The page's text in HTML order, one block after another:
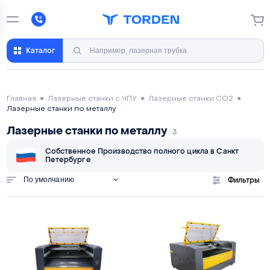
Каталог
Главная ● Лазерные станки с ЧПУ● Лазерные станки CO2 ●
Лазерные станки по металлу
Лазерные станки по металлу 3
Собственное Производство полного цикла в Санкт
Петербурге
По умолчанию Фильтры